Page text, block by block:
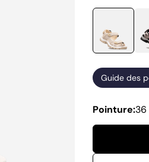
Guide des
Pointure:36